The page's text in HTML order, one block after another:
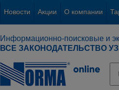
Новости Акции О компании
Информационно-поисковые и
ВСЕ ЗАКОНОДАТЕЛЬСТВО